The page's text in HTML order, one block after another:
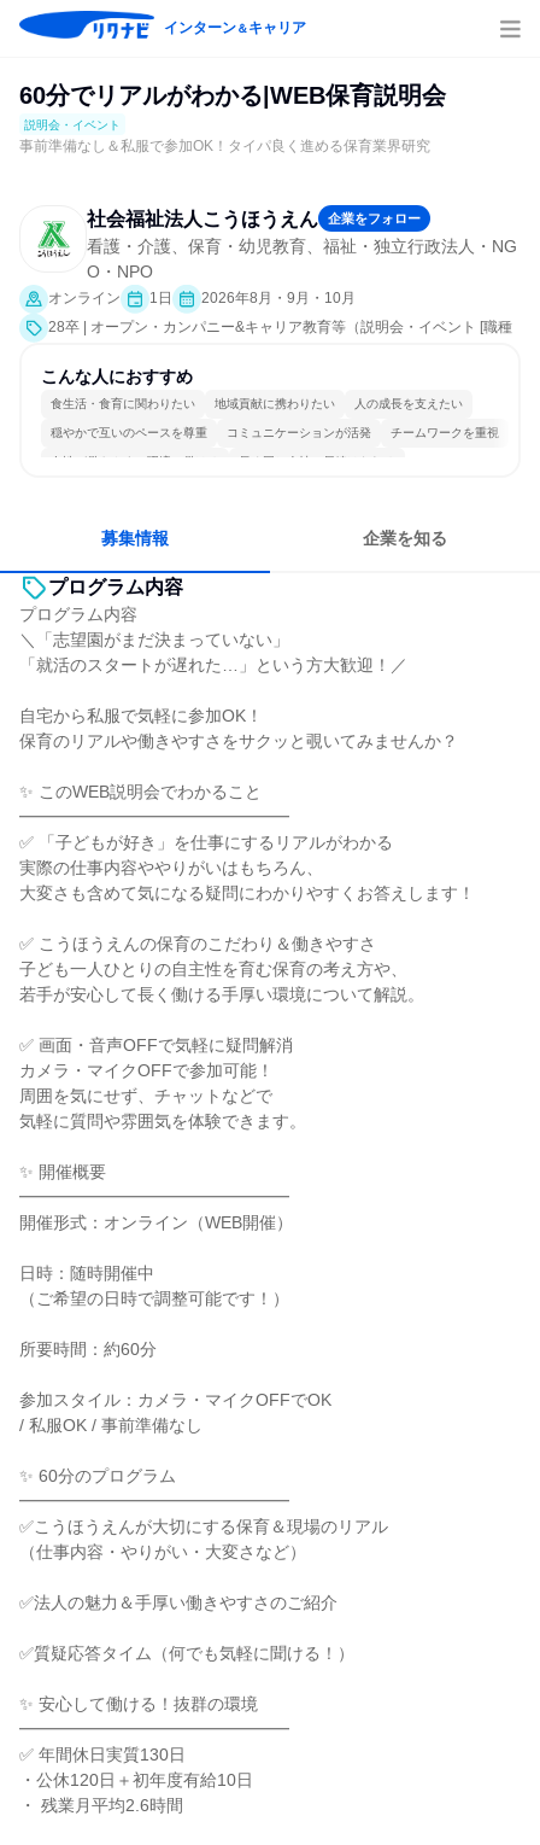
インターン＆キャリア
60分でリアルがわかる|WEB保育説明会
説明会・イベント
事前準備なし＆私服で参加OK！タイパ良く進める保育業界研究
社会福祉法人こうほうえん 企業をフォロー
看護・介護、保育・幼児教育、福祉・独立行政法人・NG
O・NPO
オンライン 1日
2026年8月・9月・10月
28卒 | オープン・カンパニー&キャリア教育等（説明会・イベント [職種
こんな人におすすめ
食生活・食育に関わりたい 地域貢献に携わりたい 人の成長を支えたい
穏やかで互いのペースを尊重 コミュニケーションが活発 チームワークを重視
女性が働きやすい環境で働ける 長く同じ会社に居続けられる
募集情報 企業を知る
プログラム内容
プログラム内容
＼「志望園がまだ決まっていない」
「就活のスタートが遅れた…」という方大歓迎！／
自宅から私服で気軽に参加OK！
保育のリアルや働きやすさをサクッと覗いてみませんか？
✨️ このWEB説明会でわかること
━━━━━━━━━━━━━━━━
✅️ 「子どもが好き」を仕事にするリアルがわかる
実際の仕事内容ややりがいはもちろん、
大変さも含めて気になる疑問にわかりやすくお答えします！
✅️ こうほうえんの保育のこだわり＆働きやすさ
子ども一人ひとりの自主性を育む保育の考え方や、
若手が安心して長く働ける手厚い環境について解説。
✅️ 画面・音声OFFで気軽に疑問解消
カメラ・マイクOFFで参加可能！
周囲を気にせず、チャットなどで
気軽に質問や雰囲気を体験できます。
✨️ 開催概要
━━━━━━━━━━━━━━━━
開催形式：オンライン（WEB開催）
日時：随時開催中
（ご希望の日時で調整可能です！）
所要時間：約60分
参加スタイル：カメラ・マイクOFFでOK
/ 私服OK / 事前準備なし
✨️ 60分のプログラム
━━━━━━━━━━━━━━━━
✅️こうほうえんが大切にする保育＆現場のリアル
（仕事内容・やりがい・大変さなど）
✅️法人の魅力＆手厚い働きやすさのご紹介
✅️質疑応答タイム（何でも気軽に聞ける！）
✨️ 安心して働ける！抜群の環境
━━━━━━━━━━━━━━━━
✅️ 年間休日実質130日
・公休120日＋初年度有給10日
・ 残業月平均2.6時間